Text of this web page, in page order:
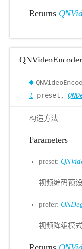
Returns
t preset,
构造方法
Parameters
preset:
视频编码预设
prefer:
视频降级模式
Returns